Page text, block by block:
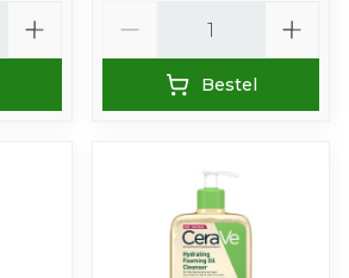
Bestel